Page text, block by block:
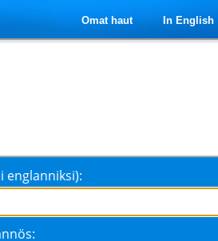
Omat haut In English
englanniksi):